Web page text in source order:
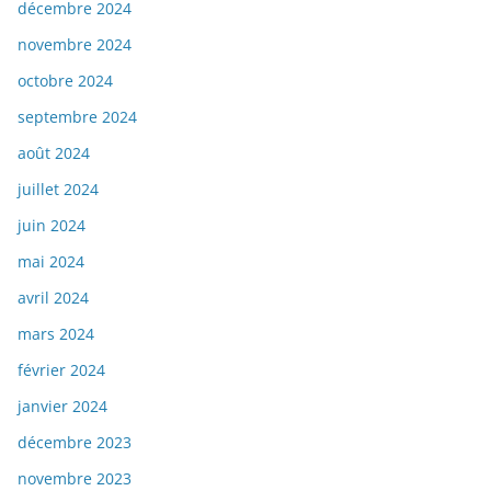
décembre 2024
novembre 2024
octobre 2024
septembre 2024
août 2024
juillet 2024
juin 2024
mai 2024
avril 2024
mars 2024
février 2024
janvier 2024
décembre 2023
novembre 2023